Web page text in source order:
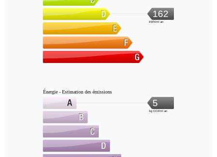
162
kWh/m².an
Énergie - Estimation des émissions
5
kg CO2/m².an